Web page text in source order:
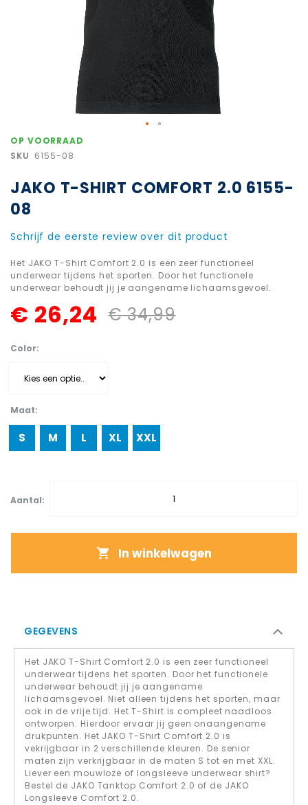
OP VOORRAAD
SKU 6155-08
JAKO T-SHIRT COMFORT 2.0 6155-
08
Schrijf de eerste review over dit product
Het JAKO T-Shirt Comfort 2.0 is een zeer functioneel
underwear tijdens het sporten. Door het functionele
underwear behoudt jij je aangename lichaamsgevoel.
€ 26,24 € 34,99
Color
Maat
S M L XL XXL
Aantal:
In winkelwagen
Ga
naar
van
de
afbeeldingen-
GEGEVENS
Het JAKO T-Shirt Comfort 2.0 is een zeer functioneel
underwear tijdens het sporten. Door het functionele
underwear behoudt jij je aangename
lichaamsgevoel. Niet alleen tijdens het sporten, maar
ook in de vrije tijd. Het T-Shirt is compleet naadloos
ontworpen. Hierdoor ervaar jij geen onaangename
drukpunten. Het JAKO T-Shirt Comfort 2.0 is
vekrijgbaar in 2 verschillende kleuren. De senior
maten zijn verkrijgbaar in de maten S tot en met XXL.
Liever een mouwloze of longsleeve underwear shirt?
Bestel de JAKO Tanktop Comfort 2.0 of de JAKO
Longsleeve Comfort 2.0.